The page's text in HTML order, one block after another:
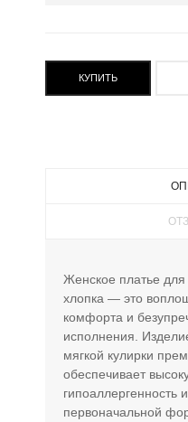
КУПИТЬ
Женское платье для
хлопка — это
комфорта и
исполнения.
мягкой кулирки
обеспечивает
гипоаллергенность
первоначальной